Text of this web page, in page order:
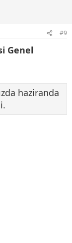
#9
Genel
haziranda